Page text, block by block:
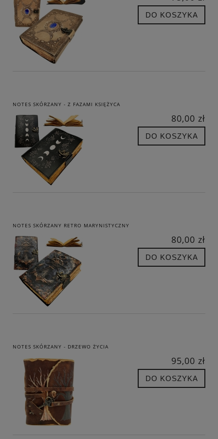
DO KOSZYKA
NOTES SKÓRZANY - Z FAZAMI KSIĘŻYCA
80,00 zł
DO KOSZYKA
NOTES SKÓRZANY RETRO MARYNISTYCZNY
80,00 zł
DO KOSZYKA
NOTES SKÓRZANY - DRZEWO ŻYCIA
95,00 zł
DO KOSZYKA